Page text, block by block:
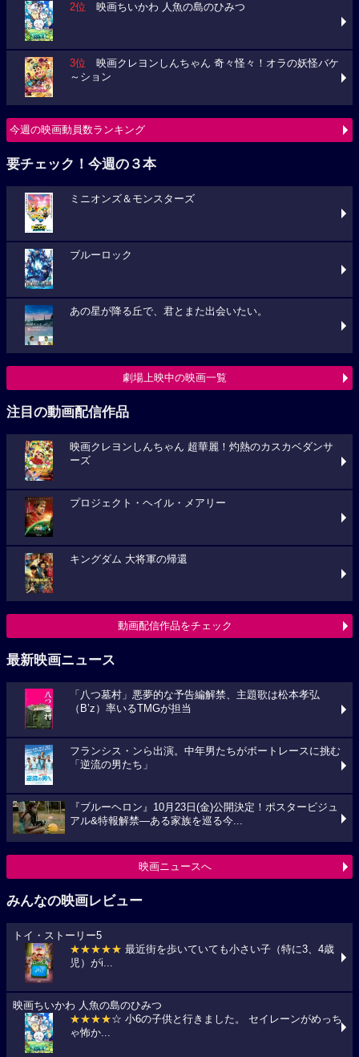
2位 映画ちいかわ 人魚の島のひみつ
3位 映画クレヨンしんちゃん 奇々怪々！オラの妖怪バケ
～ション
今週の映画動員数ランキング
要チェック！今週の３本
ミニオンズ＆モンスターズ
ブルーロック
あの星が降る丘で、君とまた出会いたい。
劇場上映中の映画一覧
注目の動画配信作品
映画クレヨンしんちゃん 超華麗！灼熱のカスカベダンサ
ーズ
プロジェクト・ヘイル・メアリー
キングダム 大将軍の帰還
動画配信作品をチェック
最新映画ニュース
「八つ墓村」悪夢的な予告編解禁、主題歌は松本孝弘
（B’z）率いるTMGが担当
フランシス・ンら出演。中年男たちがボートレースに挑む
「逆流の男たち」
『ブルーヘロン』10月23日(金)公開決定！ポスタービジュ
アル&特報解禁―ある家族を巡る今...
映画ニュースへ
みんなの映画レビュー
トイ・ストーリー5
★★★★★ 最近街を歩いていても小さい子（特に3、4歳
児）がi...
映画ちいかわ 人魚の島のひみつ
★★★★☆ 小6の子供と行きました。 セイレーンがめっち
ゃ怖か...